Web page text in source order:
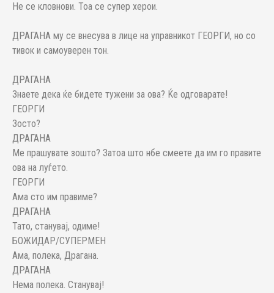
Не се кловнови. Тоа се супер херои.
ДРАГАНА му се внесува в лице на управникот ГЕОРГИ, но со
тивок и самоуверен тон.
ДРАГАНА
Знаете дека ќе бидете тужени за ова? Ќе одговарате!
ГЕОРГИ
Зосто?
ДРАГАНА
Ме прашувате зошто? Затоа што нбе смеете да им го правите
ова на луѓето.
ГЕОРГИ
Ама сто им правиме?
ДРАГАНА
Тато, станувај, одиме!
БОЖИДАР/СУПЕРМЕН
Ама, полека, Драгана.
ДРАГАНА
Нема полека. Станувај!